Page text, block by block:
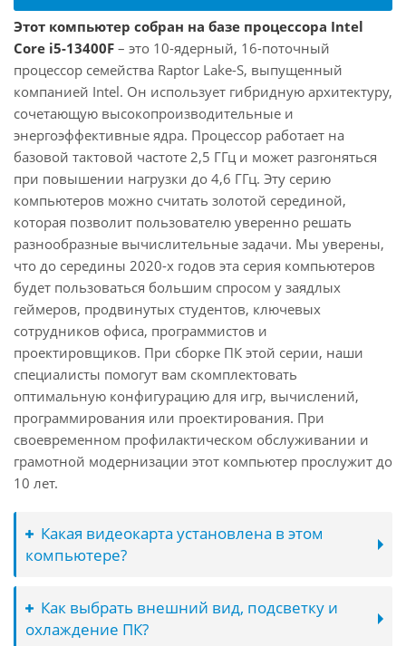
Этот компьютер собран на базе процессора Intel
Core i5-13400F – это 10-ядерный, 16-поточный
процессор семейства Raptor Lake-S, выпущенный
компанией Intel. Он использует гибридную архитектуру,
сочетающую высокопроизводительные и
энергоэффективные ядра. Процессор работает на
базовой тактовой частоте 2,5 ГГц и может разгоняться
при повышении нагрузки до 4,6 ГГц. Эту серию
компьютеров можно считать золотой серединой,
которая позволит пользователю уверенно решать
разнообразные вычислительные задачи. Мы уверены,
что до середины 2020-х годов эта серия компьютеров
будет пользоваться большим спросом у заядлых
геймеров, продвинутых студентов, ключевых
сотрудников офиса, программистов и
проектировщиков. При сборке ПК этой серии, наши
специалисты помогут вам скомплектовать
оптимальную конфигурацию для игр, вычислений,
программирования или проектирования. При
своевременном профилактическом обслуживании и
грамотной модернизации этот компьютер прослужит до
10 лет.
Какая видеокарта установлена в этом
компьютере?
Как выбрать внешний вид, подсветку и
охлаждение ПК?